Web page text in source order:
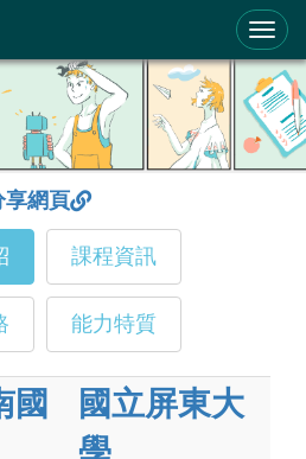
輔助系統
享網頁
課程資訊
能力特質
國
國立屏東大
學